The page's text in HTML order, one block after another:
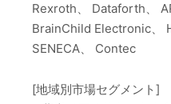
Rexroth、 Dataforth、
BrainChild Electronic、
SENECA、 Contec
[地域別市場セグメント]